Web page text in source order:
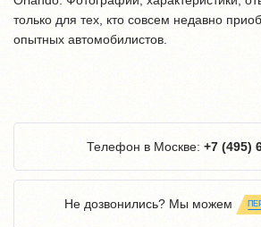
только для тех, кто совсем недавно
опытных автомобилистов.
Телефон в Москве: +7 (495)
Не дозвонились? Мы можем